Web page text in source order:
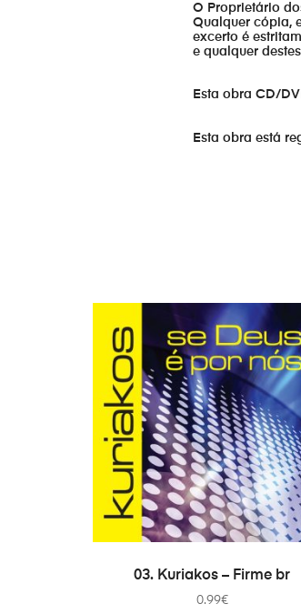
O Proprietário
Qualquer cópia,
excerto é
e qualquer
Esta obra CD/
Esta obra está
ADICIONAR
03. Kuriakos – Firme br
0.99€